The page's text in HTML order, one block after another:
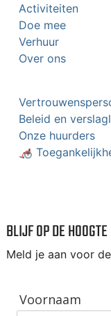
Activiteiten
Doe mee
Verhuur
Over ons
Beleid en
Onze huurders
🦽
BLIJF OP DE HOOGTE
Meld je aan voor
Voornaam